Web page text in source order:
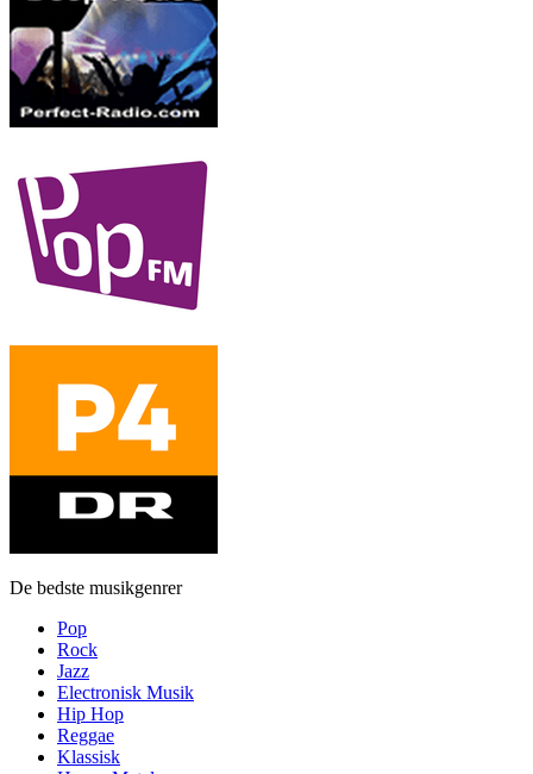
De bedste musikgenrer
Pop
Rock
Jazz
Electronisk Musik
Hip Hop
Reggae
Klassisk